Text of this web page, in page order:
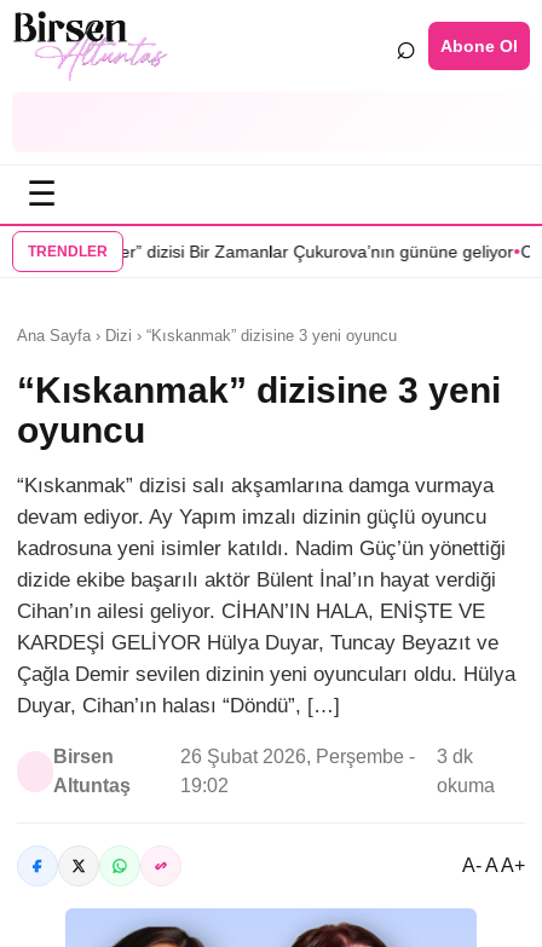
⌕ Abone Ol
☰
TRENDLER
Bir Zamanlar Çukurova’nın gününe geliyor•Cenan Çamyurdu
Ana Sayfa › Dizi › “Kıskanmak” dizisine 3 yeni oyuncu
“Kıskanmak” dizisine 3 yeni
oyuncu
“Kıskanmak” dizisi salı akşamlarına damga vurmaya
devam ediyor. Ay Yapım imzalı dizinin güçlü oyuncu
kadrosuna yeni isimler katıldı. Nadim Güç’ün yönettiği
dizide ekibe başarılı aktör Bülent İnal’ın hayat verdiği
Cihan’ın ailesi geliyor. CİHAN’IN HALA, ENİŞTE VE
KARDEŞİ GELİYOR Hülya Duyar, Tuncay Beyazıt ve
Çağla Demir sevilen dizinin yeni oyuncuları oldu. Hülya
Duyar, Cihan’ın halası “Döndü”, […]
Birsen
Altuntaş
26 Şubat 2026, Perşembe -
19:02
3 dk
okuma
A- A A+